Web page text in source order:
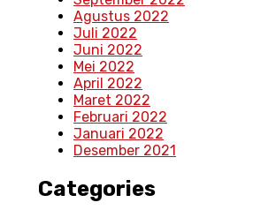
Agustus 2022
Juli 2022
Juni 2022
Mei 2022
April 2022
Maret 2022
Februari 2022
Januari 2022
Desember 2021
Categories